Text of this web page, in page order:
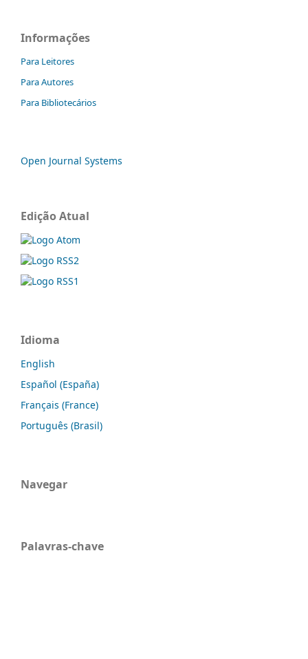
Informações
Para Leitores
Para Autores
Para Bibliotecários
Open Journal Systems
Edição Atual
Idioma
English
Español (España)
Français (France)
Português (Brasil)
Navegar
Palavras-chave